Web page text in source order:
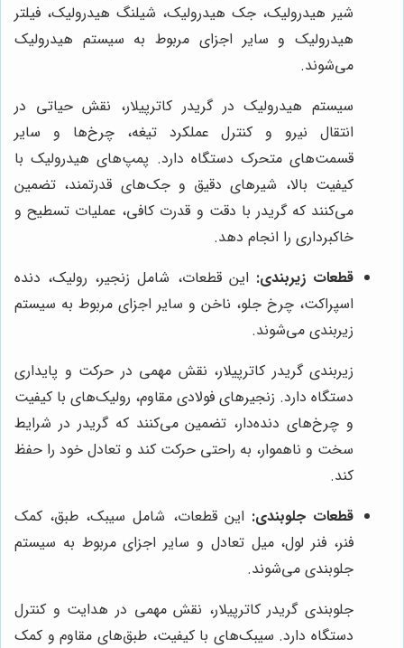
شیر هیدرولیک، جک هیدرولیک، شیلنگ هیدرولیک، فیلتر
هیدرولیک و سایر اجزای مربوط به سیستم هیدرولیک
می‌شوند.
سیستم هیدرولیک در گریدر کاترپیلار، نقش حیاتی در
انتقال نیرو و کنترل عملکرد تیغه، چرخ‌ها و سایر
قسمت‌های متحرک دستگاه دارد. پمپ‌های هیدرولیک با
کیفیت بالا، شیرهای دقیق و جک‌های قدرتمند، تضمین
می‌کنند که گریدر با دقت و قدرت کافی، عملیات تسطیح و
خاکبرداری را انجام دهد.
قطعات زیربندی: این قطعات، شامل زنجیر، رولیک، دنده
اسپراکت، چرخ جلو، ناخن و سایر اجزای مربوط به سیستم
زیربندی می‌شوند.
زیربندی گریدر کاترپیلار، نقش مهمی در حرکت و پایداری
دستگاه دارد. زنجیرهای فولادی مقاوم، رولیک‌های با کیفیت
و چرخ‌های دنده‌دار، تضمین می‌کنند که گریدر در شرایط
سخت و ناهموار، به راحتی حرکت کند و تعادل خود را حفظ
کند.
قطعات جلوبندی: این قطعات، شامل سیبک، طبق، کمک
فنر، فنر لول، میل تعادل و سایر اجزای مربوط به سیستم
جلوبندی می‌شوند.
جلوبندی گریدر کاترپیلار، نقش مهمی در هدایت و کنترل
دستگاه دارد. سیبک‌های با کیفیت، طبق‌های مقاوم و کمک